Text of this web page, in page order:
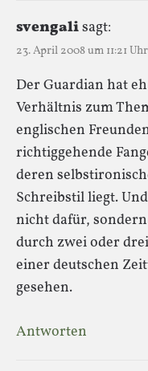
svengalisagt:
23. April 2008 um 11:21 Uhr
Der Guardian hat
Verhältnis zum
englischen
richtiggehende
deren
Schreibstil liegt.
nicht dafür,
durch zwei oder
einer deutschen
gesehen.
Antworten